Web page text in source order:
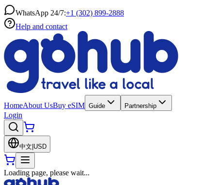
WhatsApp 24/7:+1 (302) 899-2888
Help and contact
HomeAbout UsBuy eSIM Guide Partnership
Login
中文 USD
Loading page, please wait...